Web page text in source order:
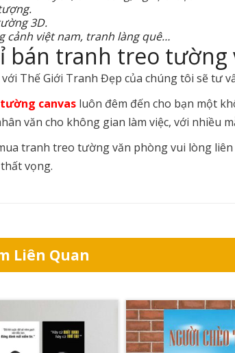
3D.
cảnh việt nam, tranh làng quê…
bán tranh treo tường
Thế Giới Tranh Đẹp của chúng tôi sẽ tư
canvas luôn đêm đến cho bạn một
văn cho không gian làm việc, với nhiều
tranh treo tường văn phòng vui lòng
vọng.
Liên Quan